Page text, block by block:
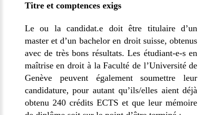
Titre et comptences exigs
Le ou la candidat.e doit être titulaire d’un
master et d’un bachelor en droit suisse, obtenus
avec de très bons résultats. Les étudiant-e-s en
maîtrise en droit à la Faculté de l’Université de
Genève peuvent également soumettre leur
candidature, pour autant qu’ils/elles aient déjà
obtenu 240 crédits ECTS et que leur mémoire